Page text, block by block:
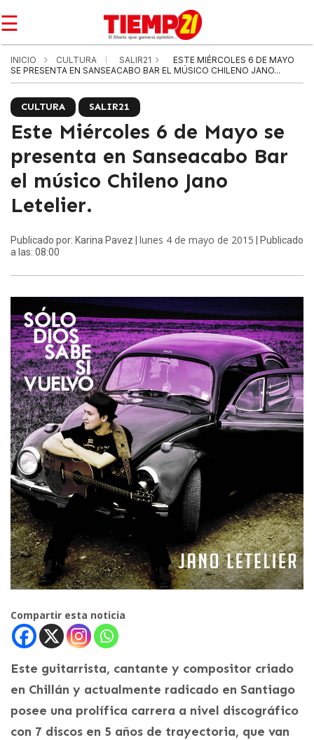
☰
INICIO CULTURA SALIR21
ESTE MIÉRCOLES 6 DE MAYO
SE PRESENTA EN SANSEACABO BAR EL MÚSICO CHILENO JANO...
CULTURA SALIR21
Este Miércoles 6 de Mayo se
presenta en Sanseacabo Bar
el músico Chileno Jano
Letelier.
Publicado por: Karina Pavez | lunes 4 de mayo de 2015 | Publicado
a las: 08:00
Compartir esta noticia
Este guitarrista, cantante y compositor criado
en Chillán y actualmente radicado en Santiago
posee una prolífica carrera a nivel discográfico
con 7 discos en 5 años de trayectoria, que van